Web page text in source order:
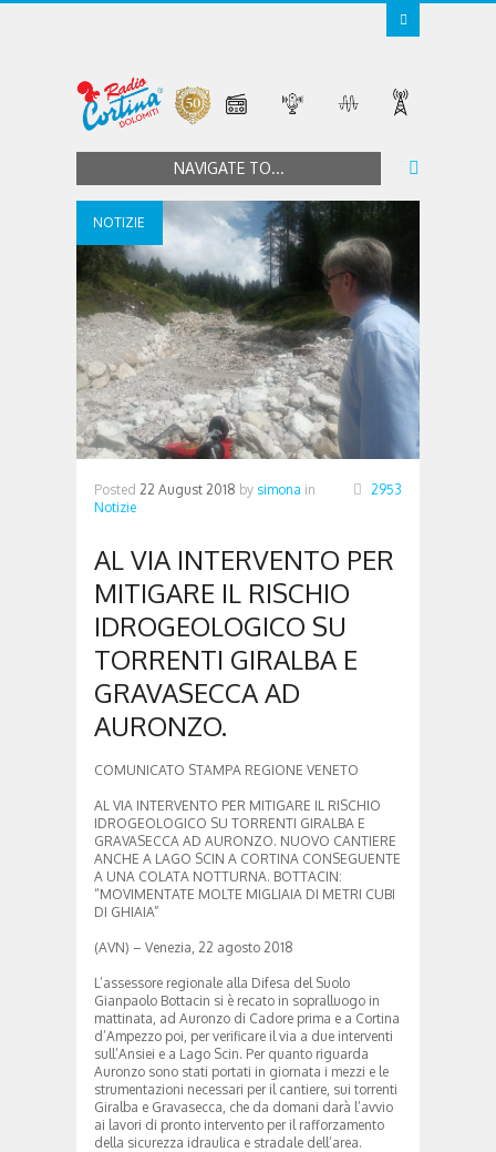
NAVIGATE TO...
NOTIZIE
Posted 22 August 2018 by simona in
Notizie
2953
AL VIA INTERVENTO PER
MITIGARE IL RISCHIO
IDROGEOLOGICO SU
TORRENTI GIRALBA E
GRAVASECCA AD
AURONZO.
COMUNICATO STAMPA REGIONE VENETO
AL VIA INTERVENTO PER MITIGARE IL RISCHIO
IDROGEOLOGICO SU TORRENTI GIRALBA E
GRAVASECCA AD AURONZO. NUOVO CANTIERE
ANCHE A LAGO SCIN A CORTINA CONSEGUENTE
A UNA COLATA NOTTURNA. BOTTACIN:
“MOVIMENTATE MOLTE MIGLIAIA DI METRI CUBI
DI GHIAIA”
(AVN) – Venezia, 22 agosto 2018
L’assessore regionale alla Difesa del Suolo
Gianpaolo Bottacin si è recato in sopralluogo in
mattinata, ad Auronzo di Cadore prima e a Cortina
d’Ampezzo poi, per verificare il via a due interventi
sull’Ansiei e a Lago Scin. Per quanto riguarda
Auronzo sono stati portati in giornata i mezzi e le
strumentazioni necessari per il cantiere, sui torrenti
Giralba e Gravasecca, che da domani darà l’avvio
ai lavori di pronto intervento per il rafforzamento
della sicurezza idraulica e stradale dell’area.